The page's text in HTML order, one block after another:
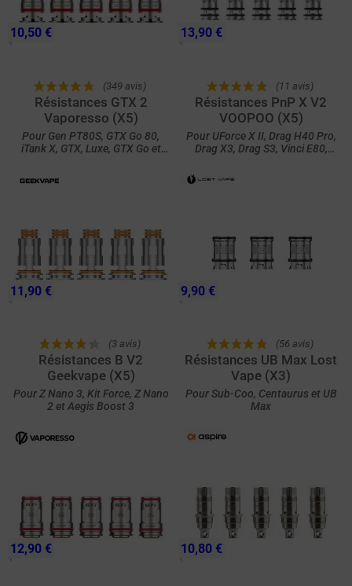
(349 avis)
Résistances GTX 2
Vaporesso (X5)
Pour Gen PT80S, GTX Go 80,
iTank X, GTX, Luxe, GTX Go et
10,50 €
(11 avis)
Résistances PnP X V2
VOOPOO (X5)
Pour UForce X II, Drag H40 Pro,
Drag X3, Drag S3, Vinci E80,
60 Pro, UForce X, Argus E40,
Argus Pro 2, Drag S2, Drag X2,
13,90 €
(3 avis)
Résistances B V2
Geekvape (X5)
Pour Z Nano 3, Kit Force, Z Nano
2 et Aegis Boost 3
11,90 €
(56 avis)
Résistances UB Max Lost
Vape (X3)
Pour Sub-Coo, Centaurus et UB
Max
9,90 €
12,90 € 10,80 €